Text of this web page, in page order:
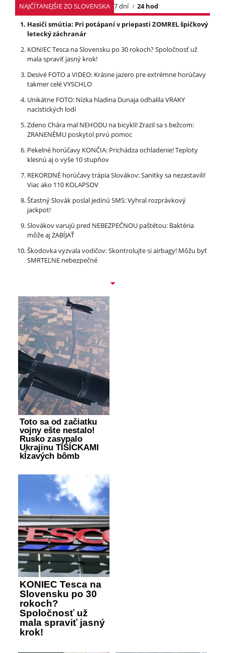
NAJČÍTANEJŠIE ZO SLOVENSKA 7 dní
24 hod
Hasiči smútia: Pri potápaní v priepasti ZOMREL špičkový
letecký záchranár
KONIEC Tesca na Slovensku po 30 rokoch? Spoločnosť už
mala spraviť jasný krok!
Desivé FOTO a VIDEO: Krásne jazero pre extrémne horúčavy
takmer celé VYSCHLO
Unikátne FOTO: Nízka hladina Dunaja odhalila VRAKY
nacistických lodí
Zdeno Chára mal NEHODU na bicykli! Zrazil sa s bežcom:
ZRANENÉMU poskytol prvú pomoc
Pekelné horúčavy KONČIA: Prichádza ochladenie! Teploty
klesnú aj o vyše 10 stupňov
REKORDNÉ horúčavy trápia Slovákov: Sanitky sa nezastavili!
Viac ako 110 KOLAPSOV
Šťastný Slovák poslal jedinú SMS: Vyhral rozprávkový
jackpot!
Slovákov varujú pred NEBEZPEČNOU paštétou: Baktéria
môže aj ZABÍJAŤ
Škodovka vyzvala vodičov: Skontrolujte si airbagy! Môžu byť
SMRTEĽNE nebezpečné
Toto sa od začiatku
vojny ešte nestalo!
Rusko zasypalo
Ukrajinu TISÍCKAMI
kĺzavých bômb
KONIEC Tesca na
Slovensku po 30
rokoch?
Spoločnosť už
mala spraviť jasný
krok!